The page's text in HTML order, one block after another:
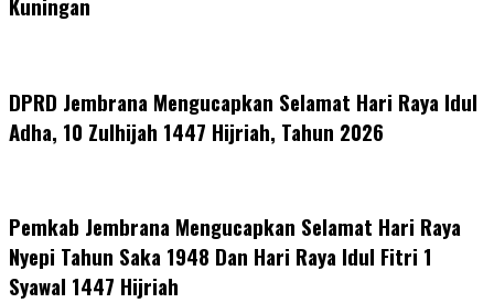
Kuningan
DPRD Jembrana Mengucapkan Selamat Hari Raya Idul
Adha, 10 Zulhijah 1447 Hijriah, Tahun 2026
Pemkab Jembrana Mengucapkan Selamat Hari Raya
Nyepi Tahun Saka 1948 Dan Hari Raya Idul Fitri 1
Syawal 1447 Hijriah